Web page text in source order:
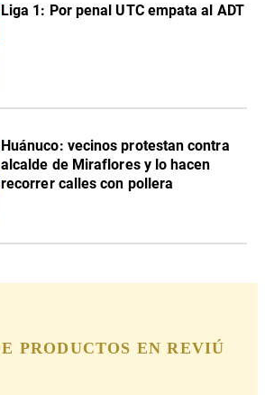
Liga 1: Por penal UTC empata al ADT
Huánuco: vecinos protestan contra
alcalde de Miraflores y lo hacen
recorrer calles con pollera